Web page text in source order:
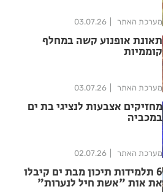
מערכת האתר 03.07.26
תאונת אופנוע קשה במחלף
קוממיות
מערכת האתר 03.07.26
מחזיקים אצבעות לנציגי בת ים
במכביה
מערכת האתר 02.07.26
6 תלמידות תיכון מבת ים קיבלו
את אות "אשת חיל לנערות"